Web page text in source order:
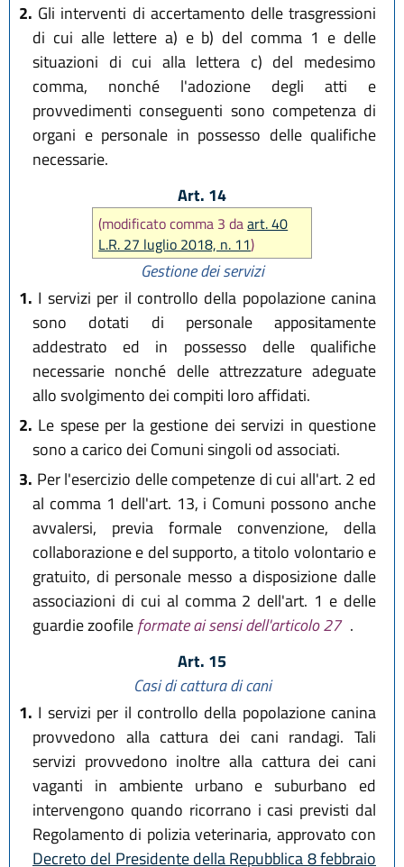
2. Gli interventi di accertamento delle trasgressioni
di cui alle lettere a) e b) del comma 1 e delle
situazioni di cui alla lettera c) del medesimo
comma, nonché l'adozione degli atti e
provvedimenti conseguenti sono competenza di
organi e personale in possesso delle qualifiche
necessarie.
Art. 14
(modificato comma 3 daart. 40
L.R. 27 luglio 2018, n. 11)
Gestione dei servizi
1. I servizi per il controllo della popolazione canina
sono dotati di personale appositamente
addestrato ed in possesso delle qualifiche
necessarie nonché delle attrezzature adeguate
allo svolgimento dei compiti loro affidati.
2. Le spese per la gestione dei servizi in questione
sono a carico dei Comuni singoli od associati.
3. Per l'esercizio delle competenze di cui all'art. 2 ed
al comma 1 dell'art. 13, i Comuni possono anche
avvalersi, previa formale convenzione, della
collaborazione e del supporto, a titolo volontario e
gratuito, di personale messo a disposizione dalle
associazioni di cui al comma 2 dell'art. 1 e delle
guardie zoofileformate ai sensi dell'articolo 27 .
Art. 15
Casi di cattura di cani
1. I servizi per il controllo della popolazione canina
provvedono alla cattura dei cani randagi. Tali
servizi provvedono inoltre alla cattura dei cani
vaganti in ambiente urbano e suburbano ed
intervengono quando ricorrano i casi previsti dal
Regolamento di polizia veterinaria, approvato con
Decreto del Presidente della Repubblica 8 febbraio